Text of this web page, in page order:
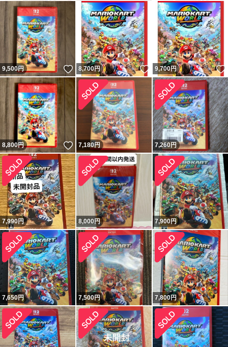
9,500円 いいね！
8,700円 いいね！
9,700円
8,800円 いいね！
7,180円 7,260円
7,990円 8,000円 7,900円
7,650円 7,500円 7,800円